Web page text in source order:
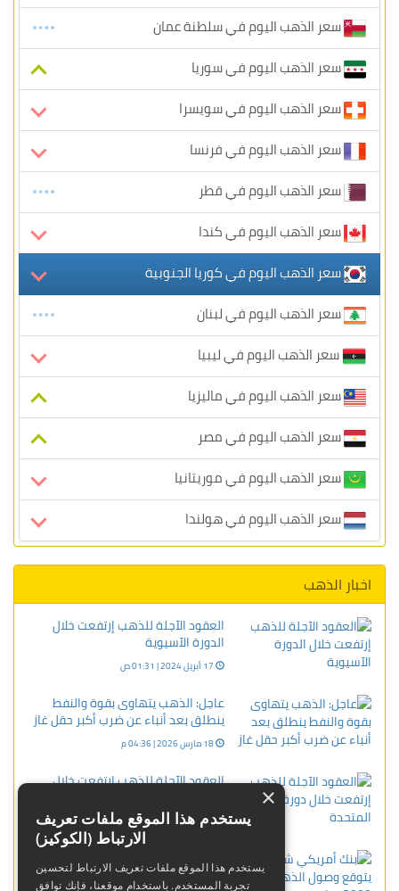
سعر الذهب اليوم في سلطنة عمان
سعر الذهب اليوم في سوريا
سعر الذهب اليوم في سويسرا
سعر الذهب اليوم في فرنسا
سعر الذهب اليوم في قطر
سعر الذهب اليوم في كندا
سعر الذهب اليوم في كوريا الجنوبية
سعر الذهب اليوم في لبنان
سعر الذهب اليوم في ليبيا
سعر الذهب اليوم في ماليزيا
سعر الذهب اليوم في مصر
سعر الذهب اليوم في موريتانيا
سعر الذهب اليوم في هولندا
اخبار الذهب
العقود الآجلة للذهب إرتفعت خلال
الدورة الآسيوية
عاجل: الذهب يتهاوى بقوة والنفط
ينطلق بعد أنباء عن ضرب أكبر حقل غاز
العقود الآجلة للذهب إرتفعت خلال
08 أبريل 2024 | 11:13 م
بنك أمريكي شهير يتوقع وصول الذهب
إلى 3000 دولار
×
يستخدم هذا الموقع ملفات تعريف
الارتباط (الكوكيز)
يستخدم هذا الموقع ملفات تعريف الارتباط لتحسين
تجربة المستخدم. باستخدام موقعنا، فإنك توافق